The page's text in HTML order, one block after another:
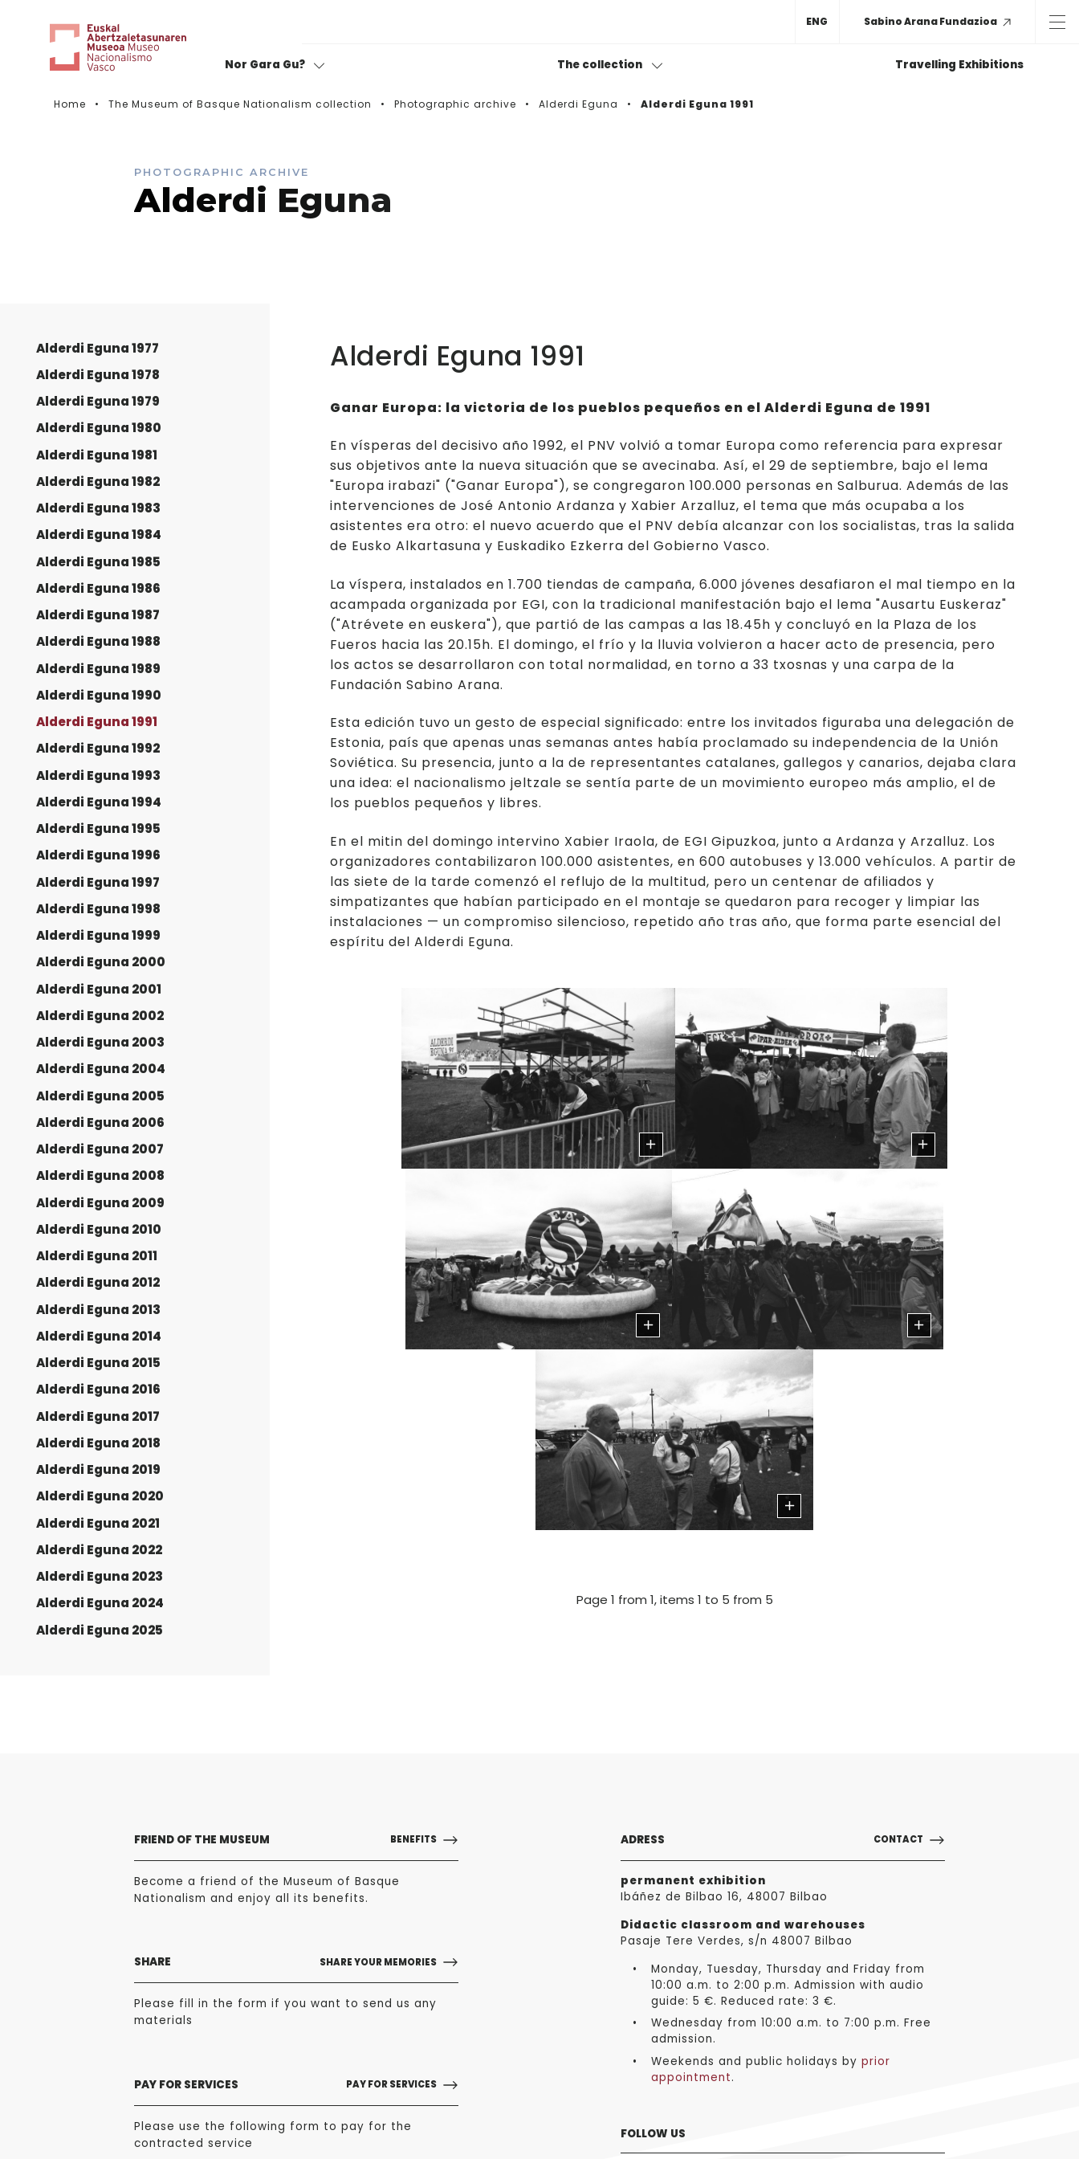
Nor Gara Gu? The collection Travelling Exhibitions
ENG Sabino Arana Fundazioa
Home The Museum of Basque Nationalism collection Photographic archive Alderdi Eguna Alderdi Eguna 1991
PHOTOGRAPHIC ARCHIVE
Alderdi Eguna
Alderdi Eguna 1977
Alderdi Eguna 1978
Alderdi Eguna 1979
Alderdi Eguna 1980
Alderdi Eguna 1981
Alderdi Eguna 1982
Alderdi Eguna 1983
Alderdi Eguna 1984
Alderdi Eguna 1985
Alderdi Eguna 1986
Alderdi Eguna 1987
Alderdi Eguna 1988
Alderdi Eguna 1989
Alderdi Eguna 1990
Alderdi Eguna 1991
Alderdi Eguna 1992
Alderdi Eguna 1993
Alderdi Eguna 1994
Alderdi Eguna 1995
Alderdi Eguna 1996
Alderdi Eguna 1997
Alderdi Eguna 1998
Alderdi Eguna 1999
Alderdi Eguna 2000
Alderdi Eguna 2001
Alderdi Eguna 2002
Alderdi Eguna 2003
Alderdi Eguna 2004
Alderdi Eguna 2005
Alderdi Eguna 2006
Alderdi Eguna 2007
Alderdi Eguna 2008
Alderdi Eguna 2009
Alderdi Eguna 2010
Alderdi Eguna 2011
Alderdi Eguna 2012
Alderdi Eguna 2013
Alderdi Eguna 2014
Alderdi Eguna 2015
Alderdi Eguna 2016
Alderdi Eguna 2017
Alderdi Eguna 2018
Alderdi Eguna 2019
Alderdi Eguna 2020
Alderdi Eguna 2021
Alderdi Eguna 2022
Alderdi Eguna 2023
Alderdi Eguna 2024
Alderdi Eguna 2025
Alderdi Eguna 1991
Ganar Europa: la victoria de los pueblos pequeños en el Alderdi Eguna de 1991
En vísperas del decisivo año 1992, el PNV volvió a tomar Europa como referencia para expresar
sus objetivos ante la nueva situación que se avecinaba. Así, el 29 de septiembre, bajo el lema
"Europa irabazi" ("Ganar Europa"), se congregaron 100.000 personas en Salburua. Además de las
intervenciones de José Antonio Ardanza y Xabier Arzalluz, el tema que más ocupaba a los
asistentes era otro: el nuevo acuerdo que el PNV debía alcanzar con los socialistas, tras la salida
de Eusko Alkartasuna y Euskadiko Ezkerra del Gobierno Vasco.
La víspera, instalados en 1.700 tiendas de campaña, 6.000 jóvenes desafiaron el mal tiempo en la
acampada organizada por EGI, con la tradicional manifestación bajo el lema "Ausartu Euskeraz"
("Atrévete en euskera"), que partió de las campas a las 18.45h y concluyó en la Plaza de los
Fueros hacia las 20.15h. El domingo, el frío y la lluvia volvieron a hacer acto de presencia, pero
los actos se desarrollaron con total normalidad, en torno a 33 txosnas y una carpa de la
Fundación Sabino Arana.
Esta edición tuvo un gesto de especial significado: entre los invitados figuraba una delegación de
Estonia, país que apenas unas semanas antes había proclamado su independencia de la Unión
Soviética. Su presencia, junto a la de representantes catalanes, gallegos y canarios, dejaba clara
una idea: el nacionalismo jeltzale se sentía parte de un movimiento europeo más amplio, el de
los pueblos pequeños y libres.
En el mitin del domingo intervino Xabier Iraola, de EGI Gipuzkoa, junto a Ardanza y Arzalluz. Los
organizadores contabilizaron 100.000 asistentes, en 600 autobuses y 13.000 vehículos. A partir de
las siete de la tarde comenzó el reflujo de la multitud, pero un centenar de afiliados y
simpatizantes que habían participado en el montaje se quedaron para recoger y limpiar las
instalaciones — un compromiso silencioso, repetido año tras año, que forma parte esencial del
espíritu del Alderdi Eguna.
Page 1 from 1, items 1 to 5 from 5
FRIEND OF THE MUSEUM BENEFITS
Become a friend of the Museum of Basque
Nationalism and enjoy all its benefits.
SHARE SHARE YOUR MEMORIES
Please fill in the form if you want to send us any
materials
PAY FOR SERVICES PAY FOR SERVICES
Please use the following form to pay for the
contracted service
ADRESS CONTACT
permanent exhibition
Ibáñez de Bilbao 16, 48007 Bilbao
Didactic classroom and warehouses
Pasaje Tere Verdes, s/n 48007 Bilbao
Monday, Tuesday, Thursday and Friday from
10:00 a.m. to 2:00 p.m. Admission with audio
guide: 5 €. Reduced rate: 3 €.
Wednesday from 10:00 a.m. to 7:00 p.m. Free
admission.
Weekends and public holidays by prior
appointment.
FOLLOW US